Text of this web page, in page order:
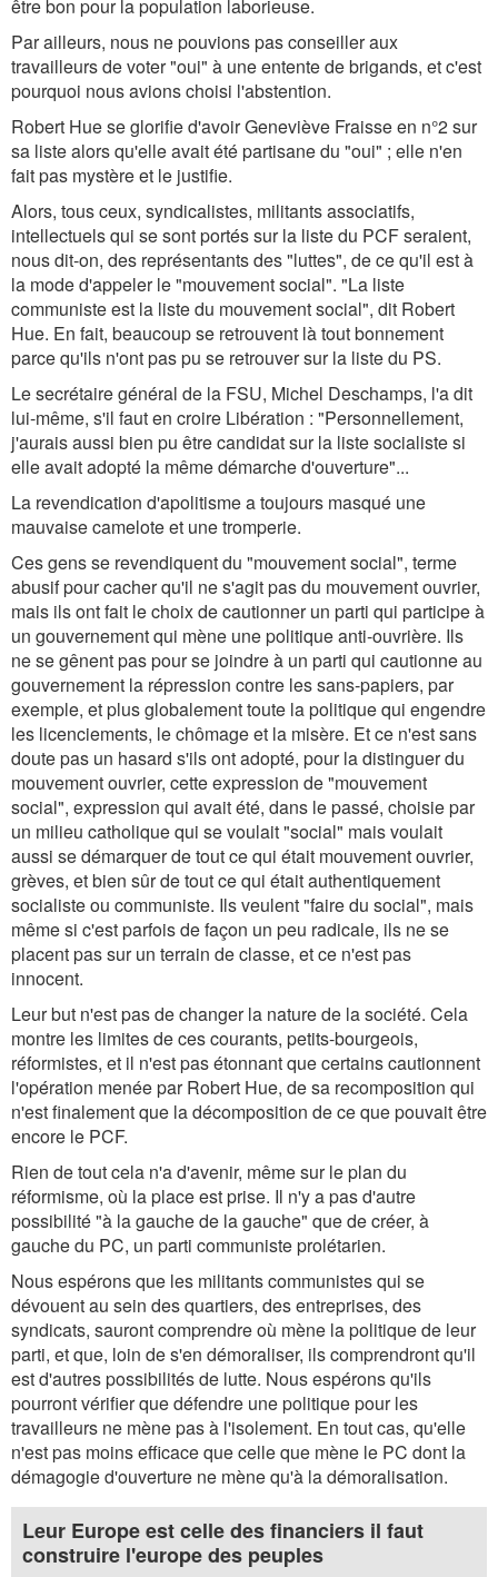
être bon pour la population laborieuse.
Par ailleurs, nous ne pouvions pas conseiller aux
travailleurs de voter "oui" à une entente de brigands, et c'est
pourquoi nous avions choisi l'abstention.
Robert Hue se glorifie d'avoir Geneviève Fraisse en n°2 sur
sa liste alors qu'elle avait été partisane du "oui" ; elle n'en
fait pas mystère et le justifie.
Alors, tous ceux, syndicalistes, militants associatifs,
intellectuels qui se sont portés sur la liste du PCF seraient,
nous dit-on, des représentants des "luttes", de ce qu'il est à
la mode d'appeler le "mouvement social". "La liste
communiste est la liste du mouvement social", dit Robert
Hue. En fait, beaucoup se retrouvent là tout bonnement
parce qu'ils n'ont pas pu se retrouver sur la liste du PS.
Le secrétaire général de la FSU, Michel Deschamps, l'a dit
lui-même, s'il faut en croire Libération : "Personnellement,
j'aurais aussi bien pu être candidat sur la liste socialiste si
elle avait adopté la même démarche d'ouverture"...
La revendication d'apolitisme a toujours masqué une
mauvaise camelote et une tromperie.
Ces gens se revendiquent du "mouvement social", terme
abusif pour cacher qu'il ne s'agit pas du mouvement ouvrier,
mais ils ont fait le choix de cautionner un parti qui participe à
un gouvernement qui mène une politique anti-ouvrière. Ils
ne se gênent pas pour se joindre à un parti qui cautionne au
gouvernement la répression contre les sans-papiers, par
exemple, et plus globalement toute la politique qui engendre
les licenciements, le chômage et la misère. Et ce n'est sans
doute pas un hasard s'ils ont adopté, pour la distinguer du
mouvement ouvrier, cette expression de "mouvement
social", expression qui avait été, dans le passé, choisie par
un milieu catholique qui se voulait "social" mais voulait
aussi se démarquer de tout ce qui était mouvement ouvrier,
grèves, et bien sûr de tout ce qui était authentiquement
socialiste ou communiste. Ils veulent "faire du social", mais
même si c'est parfois de façon un peu radicale, ils ne se
placent pas sur un terrain de classe, et ce n'est pas
innocent.
Leur but n'est pas de changer la nature de la société. Cela
montre les limites de ces courants, petits-bourgeois,
réformistes, et il n'est pas étonnant que certains cautionnent
l'opération menée par Robert Hue, de sa recomposition qui
n'est finalement que la décomposition de ce que pouvait être
encore le PCF.
Rien de tout cela n'a d'avenir, même sur le plan du
réformisme, où la place est prise. Il n'y a pas d'autre
possibilité "à la gauche de la gauche" que de créer, à
gauche du PC, un parti communiste prolétarien.
Nous espérons que les militants communistes qui se
dévouent au sein des quartiers, des entreprises, des
syndicats, sauront comprendre où mène la politique de leur
parti, et que, loin de s'en démoraliser, ils comprendront qu'il
est d'autres possibilités de lutte. Nous espérons qu'ils
pourront vérifier que défendre une politique pour les
travailleurs ne mène pas à l'isolement. En tout cas, qu'elle
n'est pas moins efficace que celle que mène le PC dont la
démagogie d'ouverture ne mène qu'à la démoralisation.
Leur Europe est celle des financiers il faut
construire l'europe des peuples